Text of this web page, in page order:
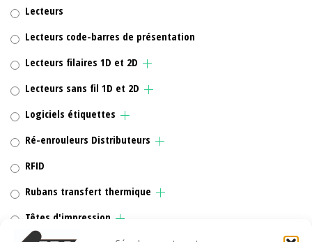
Lecteurs
Lecteurs code-barres de présentation
Lecteurs filaires 1D et 2D
Lecteurs sans fil 1D et 2D
Logiciels étiquettes
Ré-enrouleurs Distributeurs
RFID
Rubans transfert thermique
Têtes d'impression